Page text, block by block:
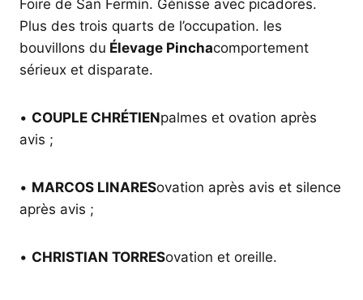
Foire de San Fermín. Génisse avec picadores.
Plus des trois quarts de l’occupation. les
bouvillons du Élevage Pinchacomportement
sérieux et disparate.
• COUPLE CHRÉTIENpalmes et ovation après
avis ;
• MARCOS LINARESovation après avis et silence
après avis ;
• CHRISTIAN TORRESovation et oreille.